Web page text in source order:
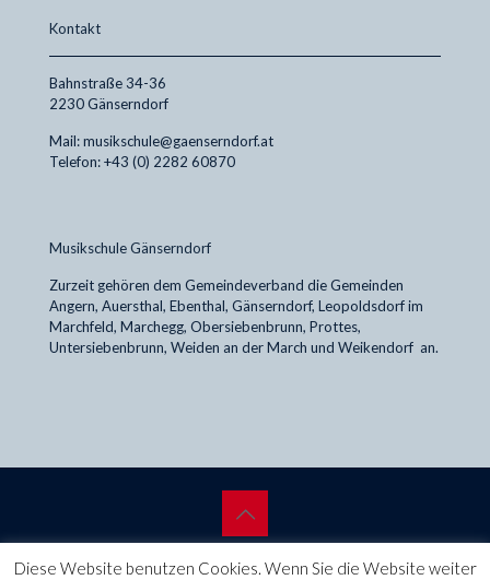
Kontakt
Bahnstraße 34-36
2230 Gänserndorf
Mail: musikschule@gaenserndorf.at
Telefon: +43 (0) 2282 60870
Musikschule Gänserndorf
Zurzeit gehören dem Gemeindeverband die Gemeinden
Angern, Auersthal, Ebenthal, Gänserndorf, Leopoldsdorf im
Marchfeld, Marchegg, Obersiebenbrunn, Prottes,
Untersiebenbrunn, Weiden an der March und Weikendorf an.
Diese Website benutzen Cookies. Wenn Sie die Website weiter